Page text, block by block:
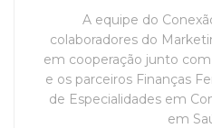
A equipe do
colaboradores do
em cooperação junto
e os parceiros Finanças
de Especialidades em
em